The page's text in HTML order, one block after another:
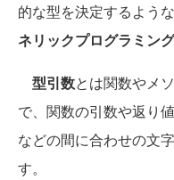
的な型を決定するよう
ネリックプログラミング
型引数とは関数やメ
で、関数の引数や返り
などの間に合わせの文
す。